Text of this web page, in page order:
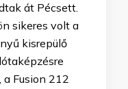
át Pécsett.
sikeres volt a
kisrepülő
a Fusion 212